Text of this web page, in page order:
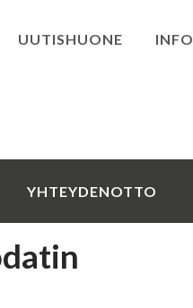
UUTISHUONE INFO
YHTEYDENOTTO